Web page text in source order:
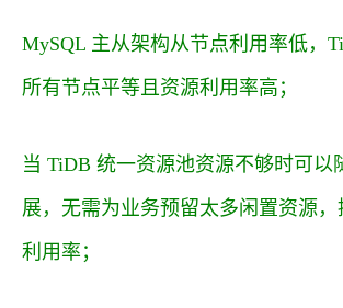
MySQL 主从架构从节点利用率低，
所有节点平等且资源利用率高；
当 TiDB 统一资源池资源不够时可以
展，无需为业务预留太多闲置资源
利用率；